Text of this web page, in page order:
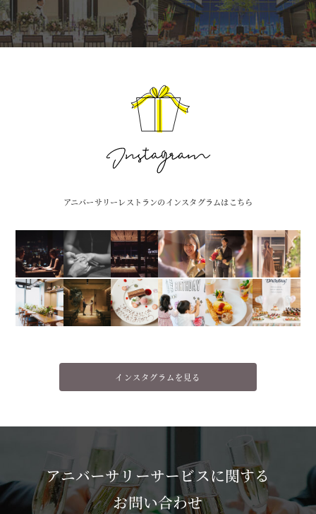
アニバーサリーレストランのインスタグラムはこちら
インスタグラムを見る
アニバーサリーサービスに関する
お問い合わせ